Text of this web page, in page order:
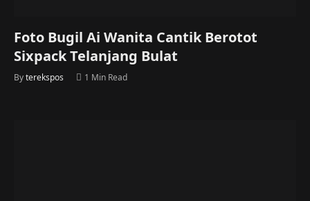
Foto Bugil Ai Wanita Cantik Berotot
Sixpack Telanjang Bulat
Byterekspos 1 Min Read